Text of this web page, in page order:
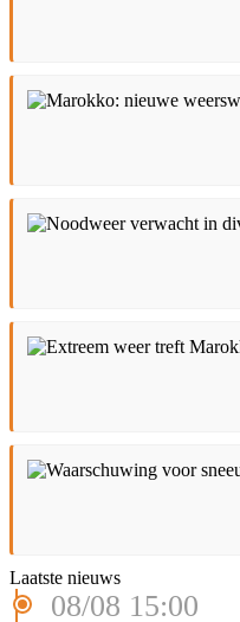
Laatste nieuws
08/08 15:00